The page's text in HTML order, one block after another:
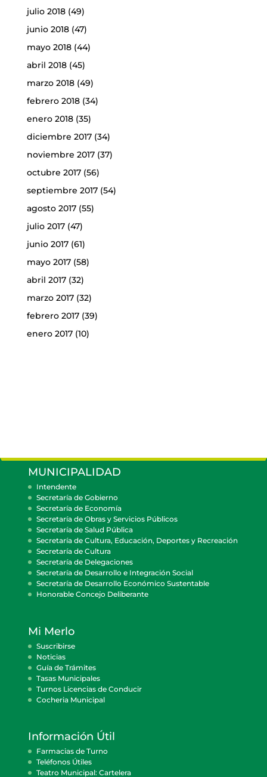
julio 2018(49)
junio 2018(47)
mayo 2018(44)
abril 2018(45)
marzo 2018(49)
febrero 2018(34)
enero 2018(35)
diciembre 2017(34)
noviembre 2017(37)
octubre 2017(56)
septiembre 2017(54)
agosto 2017(55)
julio 2017(47)
junio 2017(61)
mayo 2017(58)
abril 2017(32)
marzo 2017(32)
febrero 2017(39)
enero 2017(10)
MUNICIPALIDAD
Intendente
Secretaría de Gobierno
Secretaría de Economía
Secretaría de Obras y Servicios Públicos
Secretaría de Salud Pública
Secretaría de Cultura, Educación, Deportes y Recreación
Secretaría de Cultura
Secretaría de Delegaciones
Secretaría de Desarrollo e Integración Social
Secretaría de Desarrollo Económico Sustentable
Honorable Concejo Deliberante
Mi Merlo
Suscribirse
Noticias
Guía de Trámites
Tasas Municipales
Turnos Licencias de Conducir
Cocheria Municipal
Información Útil
Farmacias de Turno
Teléfonos Útiles
Teatro Municipal: Cartelera